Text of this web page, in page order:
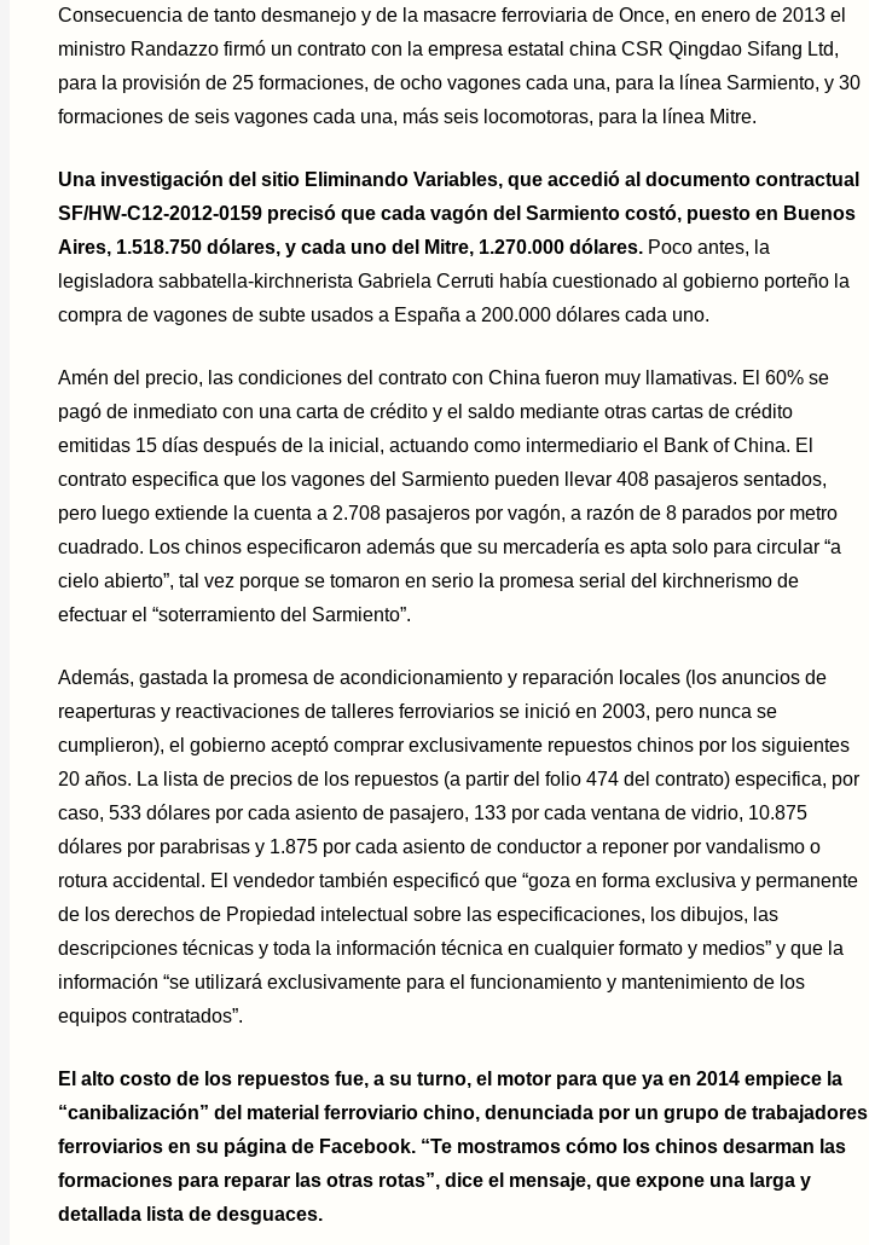
Consecuencia de tanto desmanejo y de la masacre ferroviaria de Once, en enero de 2013 el
ministro Randazzo firmó un contrato con la empresa estatal china CSR Qingdao Sifang Ltd,
para la provisión de 25 formaciones, de ocho vagones cada una, para la línea Sarmiento, y 30
formaciones de seis vagones cada una, más seis locomotoras, para la línea Mitre.
Una investigación del sitio Eliminando Variables, que accedió al documento contractual
SF/HW-C12-2012-0159 precisó que cada vagón del Sarmiento costó, puesto en Buenos
Aires, 1.518.750 dólares, y cada uno del Mitre, 1.270.000 dólares. Poco antes, la
legisladora sabbatella-kirchnerista Gabriela Cerruti había cuestionado al gobierno porteño la
compra de vagones de subte usados a España a 200.000 dólares cada uno.
Amén del precio, las condiciones del contrato con China fueron muy llamativas. El 60% se
pagó de inmediato con una carta de crédito y el saldo mediante otras cartas de crédito
emitidas 15 días después de la inicial, actuando como intermediario el Bank of China. El
contrato especifica que los vagones del Sarmiento pueden llevar 408 pasajeros sentados,
pero luego extiende la cuenta a 2.708 pasajeros por vagón, a razón de 8 parados por metro
cuadrado. Los chinos especificaron además que su mercadería es apta solo para circular “a
cielo abierto”, tal vez porque se tomaron en serio la promesa serial del kirchnerismo de
efectuar el “soterramiento del Sarmiento”.
Además, gastada la promesa de acondicionamiento y reparación locales (los anuncios de
reaperturas y reactivaciones de talleres ferroviarios se inició en 2003, pero nunca se
cumplieron), el gobierno aceptó comprar exclusivamente repuestos chinos por los siguientes
20 años. La lista de precios de los repuestos (a partir del folio 474 del contrato) especifica, por
caso, 533 dólares por cada asiento de pasajero, 133 por cada ventana de vidrio, 10.875
dólares por parabrisas y 1.875 por cada asiento de conductor a reponer por vandalismo o
rotura accidental. El vendedor también especificó que “goza en forma exclusiva y permanente
de los derechos de Propiedad intelectual sobre las especificaciones, los dibujos, las
descripciones técnicas y toda la información técnica en cualquier formato y medios” y que la
información “se utilizará exclusivamente para el funcionamiento y mantenimiento de los
equipos contratados”.
El alto costo de los repuestos fue, a su turno, el motor para que ya en 2014 empiece la
“canibalización” del material ferroviario chino, denunciada por un grupo de trabajadores
ferroviarios en su página de Facebook. “Te mostramos cómo los chinos desarman las
formaciones para reparar las otras rotas”, dice el mensaje, que expone una larga y
detallada lista de desguaces.